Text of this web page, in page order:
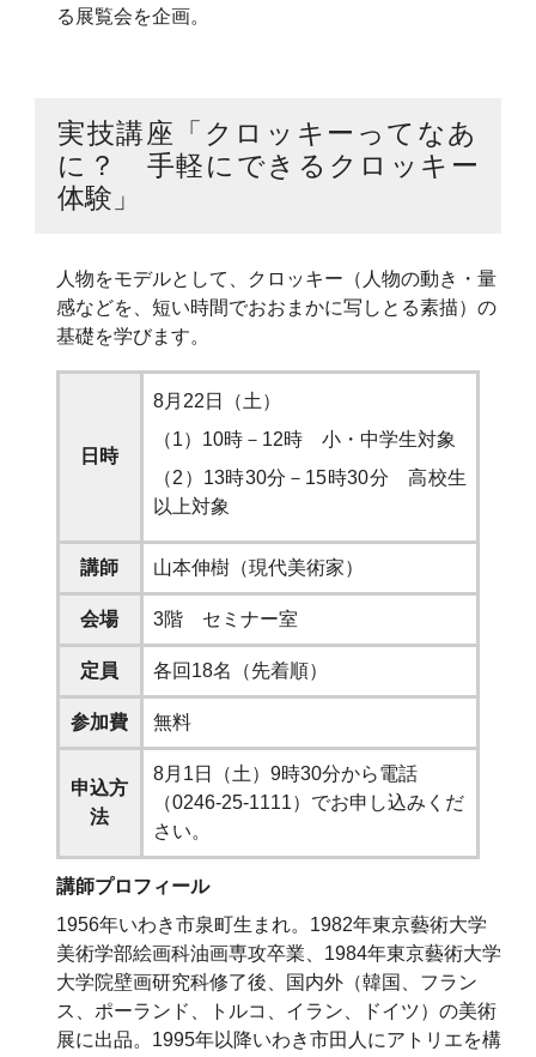
る展覧会を企画。
実技講座「クロッキーってなあ
に？ 手軽にできるクロッキー
体験」
人物をモデルとして、クロッキー（人物の動き・量
感などを、短い時間でおおまかに写しとる素描）の
基礎を学びます。
日時
8月22日（土）
（1）10時－12時 小・中学生対象
（2）13時30分－15時30分 高校生
以上対象
講師 山本伸樹（現代美術家）
会場 3階 セミナー室
定員 各回18名（先着順）
参加費 無料
申込方
法
8月1日（土）9時30分から電話
（0246-25-1111）でお申し込みくだ
さい。
講師プロフィール
1956年いわき市泉町生まれ。1982年東京藝術大学
美術学部絵画科油画専攻卒業、1984年東京藝術大学
大学院壁画研究科修了後、国内外（韓国、フラン
ス、ポーランド、トルコ、イラン、ドイツ）の美術
展に出品。1995年以降いわき市田人にアトリエを構